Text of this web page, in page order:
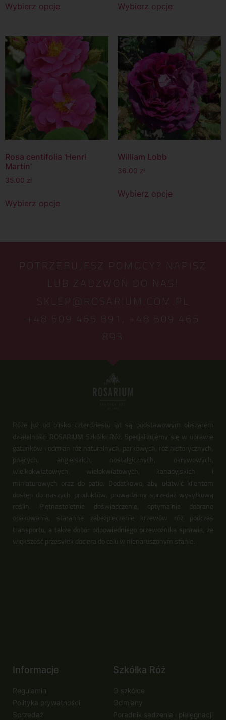
Wybierz opcje Wybierz opcje
Rosa centifolia 'Henri
Martin’
35.00 zł
Wybierz opcje
William Lobb
36.00 zł
Wybierz opcje
POTRZEBUJESZ POMOCY? NAPISZ
LUB ZADZWOŃ DO NAS!
SKLEP@ROSARIUM.COM.PL
+48 509 465 891,
+48 509 465
893
Róże już od blisko czterdziestu lat są podstawowym obszarem
działalności ROSARIUM Szkółki Róż. Specjalizujemy się w uprawie
gatunków i odmian róż naturalnych, parkowych, róż historycznych,
pnących, angielskich, nostalgicznych, okrywowych,
wielkokwiatowych, wielokwiatowych, kanadyjskich i
miniaturowych oraz do patio. Dodatkowo, aby ułatwić klientom
dostęp do naszych produktów, prowadzimy sprzedaż wysyłkową
roślin. Piętnastoletnie doświadczenie, optymalnie dobrane
opakowania, staranne zabezpieczenie krzewów róż podczas
transportu, a także dobór odpowiedniego przewoźnika sprawia, że
większość przesyłek dociera do celu w nienaruszonym stanie.
Informacje
Regulamin
Polityka prywatności
Sprzedaż
Szkółka Róż
O szkółce
Odmiany
Poradnik sadzenia i pielęgnacji